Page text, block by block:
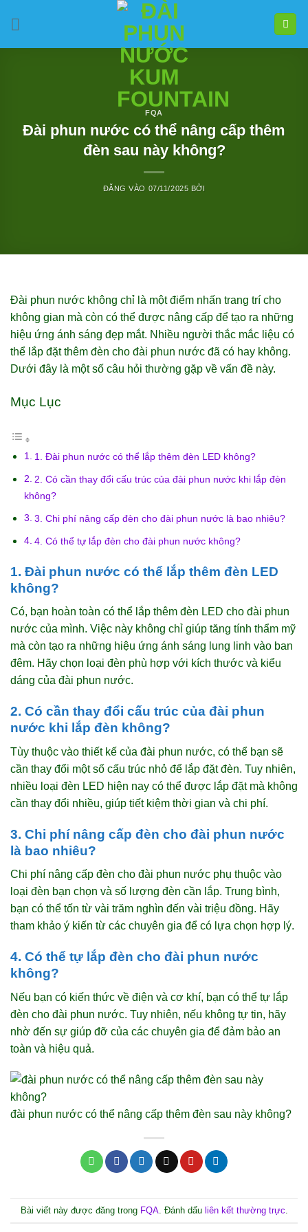
FQA
Đài phun nước có thể nâng cấp thêm
đèn sau này không?
ĐĂNG VÀO 07/11/2025 BỞI
Đài phun nước không chỉ là một điểm nhấn trang trí cho
không gian mà còn có thể được nâng cấp để tạo ra những
hiệu ứng ánh sáng đẹp mắt. Nhiều người thắc mắc liệu có
thể lắp đặt thêm đèn cho đài phun nước đã có hay không.
Dưới đây là một số câu hỏi thường gặp về vấn đề này.
Mục Lục
1. Đài phun nước có thể lắp thêm đèn LED không?
2. Có cần thay đổi cấu trúc của đài phun nước khi lắp đèn
không?
3. Chi phí nâng cấp đèn cho đài phun nước là bao nhiêu?
4. Có thể tự lắp đèn cho đài phun nước không?
1. Đài phun nước có thể lắp thêm đèn LED
không?
Có, bạn hoàn toàn có thể lắp thêm đèn LED cho đài phun
nước của mình. Việc này không chỉ giúp tăng tính thẩm mỹ
mà còn tạo ra những hiệu ứng ánh sáng lung linh vào ban
đêm. Hãy chọn loại đèn phù hợp với kích thước và kiểu
dáng của đài phun nước.
2. Có cần thay đổi cấu trúc của đài phun
nước khi lắp đèn không?
Tùy thuộc vào thiết kế của đài phun nước, có thể bạn sẽ
cần thay đổi một số cấu trúc nhỏ để lắp đặt đèn. Tuy nhiên,
nhiều loại đèn LED hiện nay có thể được lắp đặt mà không
cần thay đổi nhiều, giúp tiết kiệm thời gian và chi phí.
3. Chi phí nâng cấp đèn cho đài phun nước
là bao nhiêu?
Chi phí nâng cấp đèn cho đài phun nước phụ thuộc vào
loại đèn bạn chọn và số lượng đèn cần lắp. Trung bình,
bạn có thể tốn từ vài trăm nghìn đến vài triệu đồng. Hãy
tham khảo ý kiến từ các chuyên gia để có lựa chọn hợp lý.
4. Có thể tự lắp đèn cho đài phun nước
không?
Nếu bạn có kiến thức về điện và cơ khí, bạn có thể tự lắp
đèn cho đài phun nước. Tuy nhiên, nếu không tự tin, hãy
nhờ đến sự giúp đỡ của các chuyên gia để đảm bảo an
toàn và hiệu quả.
đài phun nước có thể nâng cấp thêm đèn sau này không?
Bài viết này được đăng trong FQA. Đánh dấu liên kết thường trực